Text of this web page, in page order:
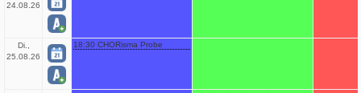
24.08.26
Di.,
25.08.26
18:30 CHORisma Probe